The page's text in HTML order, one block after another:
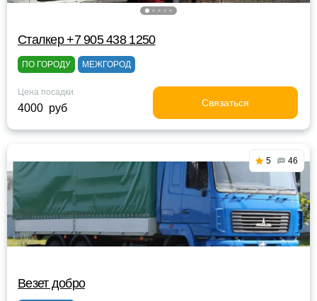
Сталкер +7 905 438 1250
ПО ГОРОДУ МЕЖГОРОД
Цена посадки
4000 руб Связаться
5 46
Везет добро